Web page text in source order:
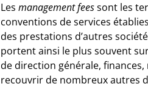
Les management feessont les
conventions de services
des prestations d’autres
portent ainsi le plus souvent
de direction générale,
recouvrir de nombreux autres